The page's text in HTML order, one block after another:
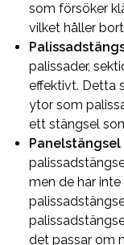
som försöker
vilket håller
palissader,
effektivt. Detta
ytor som
ett stängsel
Panelstängsel
men de har
det passar om